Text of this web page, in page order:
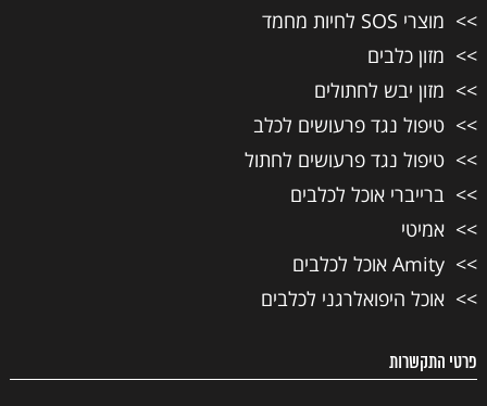
מוצרי SOS לחיות מחמד
מזון כלבים
מזון יבש לחתולים
טיפול נגד פרעושים לכלב
טיפול נגד פרעושים לחתול
ברייברי אוכל לכלבים
אמיטי
Amity אוכל לכלבים
אוכל היפואלרגני לכלבים
פרטי התקשרות